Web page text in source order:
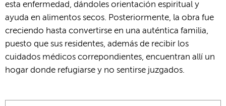
esta enfermedad, dándoles orientación espiritual y
ayuda en alimentos secos. Posteriormente, la obra fue
creciendo hasta convertirse en una auténtica familia,
puesto que sus residentes, además de recibir los
cuidados médicos correpondientes, encuentran allí un
hogar donde refugiarse y no sentirse juzgados.